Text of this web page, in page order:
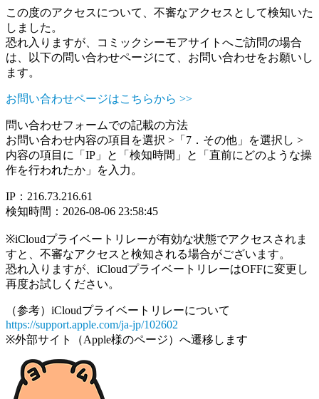
この度のアクセスについて、不審なアクセスとして検知いた
しました。
恐れ入りますが、コミックシーモアサイトへご訪問の場合
は、以下の問い合わせページにて、お問い合わせをお願いし
ます。
お問い合わせページはこちらから >>
問い合わせフォームでの記載の方法
お問い合わせ内容の項目を選択 >「7．その他」を選択し >
内容の項目に「IP」と「検知時間」と「直前にどのような操
作を行われたか」を入力。
IP：216.73.216.61
検知時間：2026-08-06 23:58:45
※iCloudプライベートリレーが有効な状態でアクセスされま
すと、不審なアクセスと検知される場合がございます。
恐れ入りますが、iCloudプライベートリレーはOFFに変更し
再度お試しください。
（参考）iCloudプライベートリレーについて
https://support.apple.com/ja-jp/102602
※外部サイト（Apple様のページ）へ遷移します